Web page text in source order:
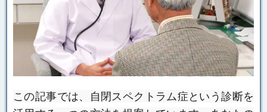
この記事では、自閉スペクトラム症という診断を